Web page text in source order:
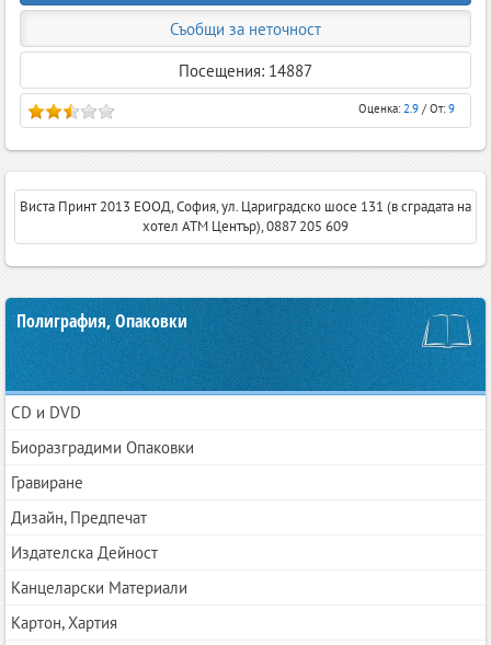
Съобщи за неточност
Посещения: 14887
Оценка:2.9 / От:9
Виста Принт 2013 ЕООД, София, ул. Цариградско шосе 131 (в сградата на
хотел АТМ Център), 0887 205 609
Полиграфия, Опаковки
CD и DVD
Биоразградими Опаковки
Гравиране
Дизайн, Предпечат
Издателска Дейност
Канцеларски Материали
Картон, Хартия